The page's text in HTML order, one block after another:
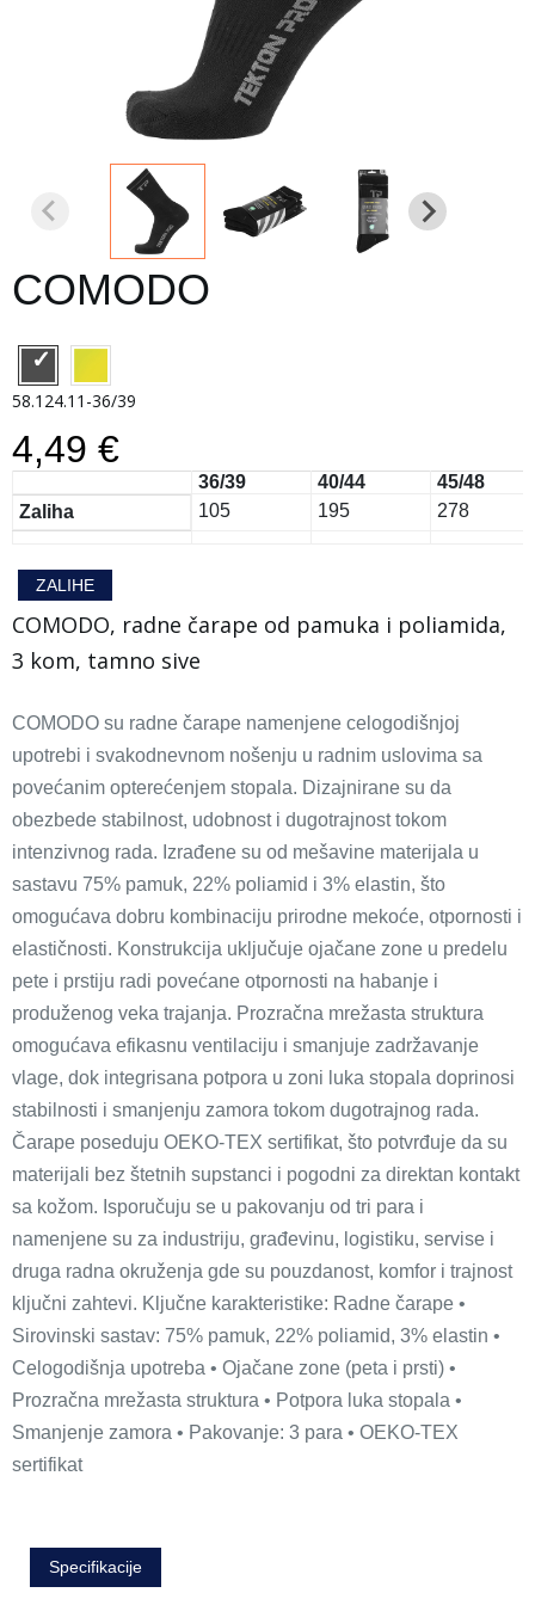
COMODO
58.124.11-36/39
4,49 €
36/39 40/44
45/48
Zaliha
105 195 278
ZALIHE
COMODO, radne čarape od pamuka i poliamida,
3 kom, tamno sive
COMODO su radne čarape namenjene celogodišnjoj
upotrebi i svakodnevnom nošenju u radnim uslovima sa
povećanim opterećenjem stopala. Dizajnirane su da
obezbede stabilnost, udobnost i dugotrajnost tokom
intenzivnog rada. Izrađene su od mešavine materijala u
sastavu 75% pamuk, 22% poliamid i 3% elastin, što
omogućava dobru kombinaciju prirodne mekoće, otpornosti i
elastičnosti. Konstrukcija uključuje ojačane zone u predelu
pete i prstiju radi povećane otpornosti na habanje i
produženog veka trajanja. Prozračna mrežasta struktura
omogućava efikasnu ventilaciju i smanjuje zadržavanje
vlage, dok integrisana potpora u zoni luka stopala doprinosi
stabilnosti i smanjenju zamora tokom dugotrajnog rada.
Čarape poseduju OEKO-TEX sertifikat, što potvrđuje da su
materijali bez štetnih supstanci i pogodni za direktan kontakt
sa kožom. Isporučuju se u pakovanju od tri para i
namenjene su za industriju, građevinu, logistiku, servise i
druga radna okruženja gde su pouzdanost, komfor i trajnost
ključni zahtevi. Ključne karakteristike: Radne čarape •
Sirovinski sastav: 75% pamuk, 22% poliamid, 3% elastin •
Celogodišnja upotreba • Ojačane zone (peta i prsti) •
Prozračna mrežasta struktura • Potpora luka stopala •
Smanjenje zamora • Pakovanje: 3 para • OEKO-TEX
sertifikat
Specifikacije